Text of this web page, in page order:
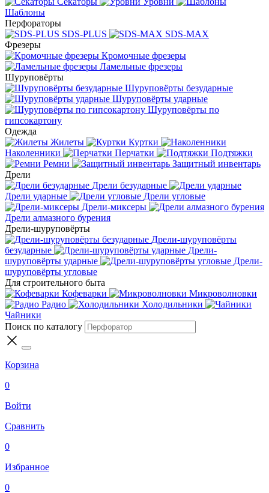
Шаблоны
Перфораторы
SDS-PLUS
SDS-MAX
Фрезеры
Кромочные фрезеры
Ламельные фрезеры
Шуруповёрты
Шуруповёрты безударные
Шуруповёрты ударные
Шуруповёрты по
гипсокартону
Одежда
Жилеты
Куртки
Наколенники
Перчатки
Подтяжки
Ремни
Защитный инвентарь
Дрели
Дрели безударные
Дрели ударные
Дрели угловые
Дрели-миксеры
Дрели алмазного бурения
Дрели-шуруповёрты
Дрели-шуруповёрты
безударные
Дрели-
шуруповёрты ударные
Дрели-
шуруповёрты угловые
Для строительного быта
Кофеварки
Микроволновки
Радио
Холодильники
Чайники
Поиск по каталогу
Корзина
0
Войти
Сравнить
0
Избранное
0